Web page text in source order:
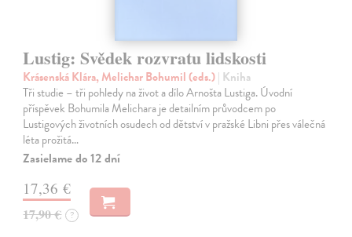
Lustig: Svědek rozvratu lidskosti
Krásenská Klára, Melichar Bohumil (eds.)| Kniha
Tři studie – tři pohledy na život a dílo Arnošta Lustiga. Úvodní
příspěvek Bohumila Melichara je detailním průvodcem po
Lustigových životních osudech od dětství v pražské Libni přes válečná
léta prožitá…
Zasielame do 12 dní
17,36 €
17,90 € ?